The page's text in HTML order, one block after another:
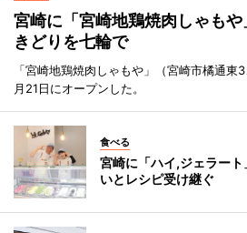
宮崎に「宮崎地鶏焼肉しゃも
きどりを七輪で
「宮崎地鶏焼肉しゃもや」（宮崎市橘通
月21日にオープンした。
食べる
宮崎に「ハイ,ジェラー
いとレシピ受け継ぐ